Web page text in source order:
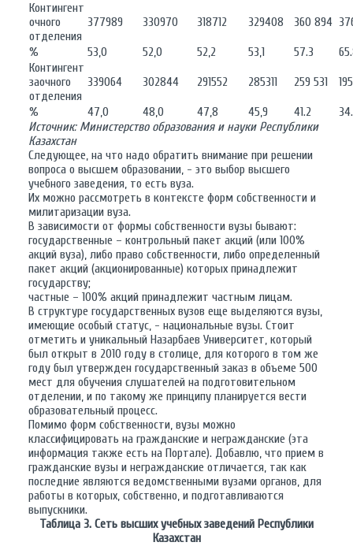
Контингент
очного
отделения
377989 330970 318712 329408 360 894
% 53,0 52,0 52,2 53,1 57.3
Контингент
заочного
отделения
339064 302844 291552 285311 259 531
% 47,0 48,0 47,8 45,9 41.2
Источник: Министерство образования и науки Республики
Казахстан
Следующее, на что надо обратить внимание при решении
вопроса о высшем образовании, - это выбор высшего
учебного заведения, то есть вуза.
Их можно рассмотреть в контексте форм собственности и
милитаризации вуза.
В зависимости от формы собственности вузы бывают:
государственные – контрольный пакет акций (или 100%
акций вуза), либо право собственности, либо определенный
пакет акций (акционированные) которых принадлежит
государству;
частные – 100% акций принадлежит частным лицам.
В структуре государственных вузов еще выделяются вузы,
имеющие особый статус, - национальные вузы. Стоит
отметить и уникальный Назарбаев Университет, который
был открыт в 2010 году в столице, для которого в том же
году был утвержден государственный заказ в объеме 500
мест для обучения слушателей на подготовительном
отделении, и по такому же принципу планируется вести
образовательный процесс.
Помимо форм собственности, вузы можно
классифицировать на гражданские и негражданские (эта
информация также есть на Портале). Добавлю, что прием в
гражданские вузы и негражданские отличается, так как
последние являются ведомственными вузами органов, для
работы в которых, собственно, и подготавливаются
выпускники.
Таблица 3. Сеть высших учебных заведений Республики
Казахстан